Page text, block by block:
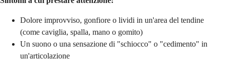
Dolore improvviso, gonfiore o lividi in un'area del tendine
(come caviglia, spalla, mano o gomito)
Un suono o una sensazione di "schiocco" o "cedimento" in
un'articolazione